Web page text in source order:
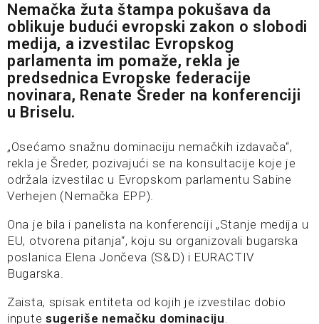
Nemačka žuta štampa pokušava da
oblikuje budući evropski zakon o slobodi
medija, a izvestilac Evropskog
parlamenta im pomaže, rekla je
predsednica Evropske federacije
novinara, Renate Šreder na konferenciji
u Briselu.
„Osećamo snažnu dominaciju nemačkih izdavača“,
rekla je Šreder, pozivajući se na konsultacije koje je
održala izvestilac u Evropskom parlamentu Sabine
Verhejen (Nemačka EPP).
Ona je bila i panelista na konferenciji „Stanje medija u
EU, otvorena pitanja“, koju su organizovali bugarska
poslanica Elena Jončeva (S&D) i EURACTIV
Bugarska.
Zaista, spisak entiteta od kojih je izvestilac dobio
inpute sugeriše nemačku dominaciju.